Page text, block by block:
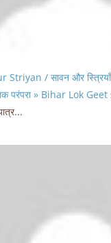
Striyan / सावन और
परंपरा » Bihar Lok Geet